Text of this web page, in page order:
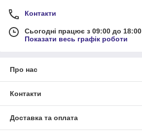
Контакти
Сьогодні працює з 09:00 до 18:00
Показати весь графік роботи
Про нас
Контакти
Доставка та оплата